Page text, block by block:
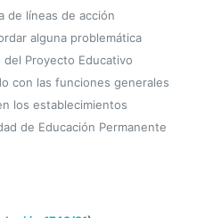
de líneas de acción
alguna problemática
Proyecto Educativo
con las funciones generales
los establecimientos
de Educación Permanente